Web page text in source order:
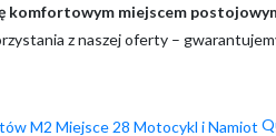
komfortowym miejscem
z naszej oferty –